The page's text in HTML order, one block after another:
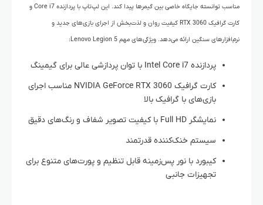
مناسب توانسته جایگاه خاصی بین گیمرها پیدا کند. این لپ‌تاپ با پردازنده Core i7 و
کارت گرافیک RTX 3060 کیفیت روان و لذت‌بخش از اجرای بازی‌های جدید و
نرم‌افزارهای سنگین ارائه می‌دهد. ویژگی‌های مهم Lenovo Legion 5:
پردازنده Intel Core i7 با توان پردازشی عالی برای گیمینگ
کارت گرافیک NVIDIA GeForce RTX 3060 مناسب اجرای
بازی‌های با گرافیک بالا
نمایشگر Full HD با کیفیت تصویر شفاف و رنگ‌های دقیق
سیستم خنک‌کننده قدرتمند
کیبورد با نور پس‌زمینه قابل تنظیم و پورت‌های متنوع برای
تجهیزات جانبی